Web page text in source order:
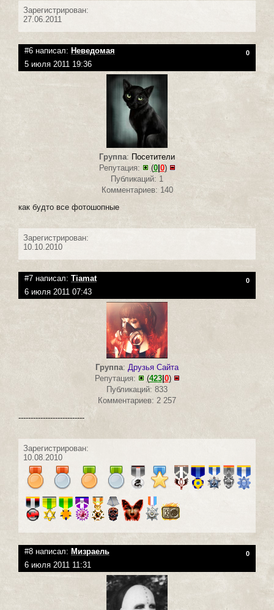
Зарегистрирован:
27.06.2011
#6 написал: Неведомая 0
5 июля 2011 19:36
Группа: Посетители
Репутация:
(0| 0)
Публикаций: 1
Комментариев: 140
как будто все фотошопные
Зарегистрирован:
10.10.2010
#7 написал: Tiamat 0
6 июля 2011 07:43
Группа: Друзья Сайта
Репутация:
(423| 0)
Публикаций: 833
Комментариев: 2 257
---------------------------
Зарегистрирован:
10.08.2010
#8 написал: Мизраель 0
6 июля 2011 11:31